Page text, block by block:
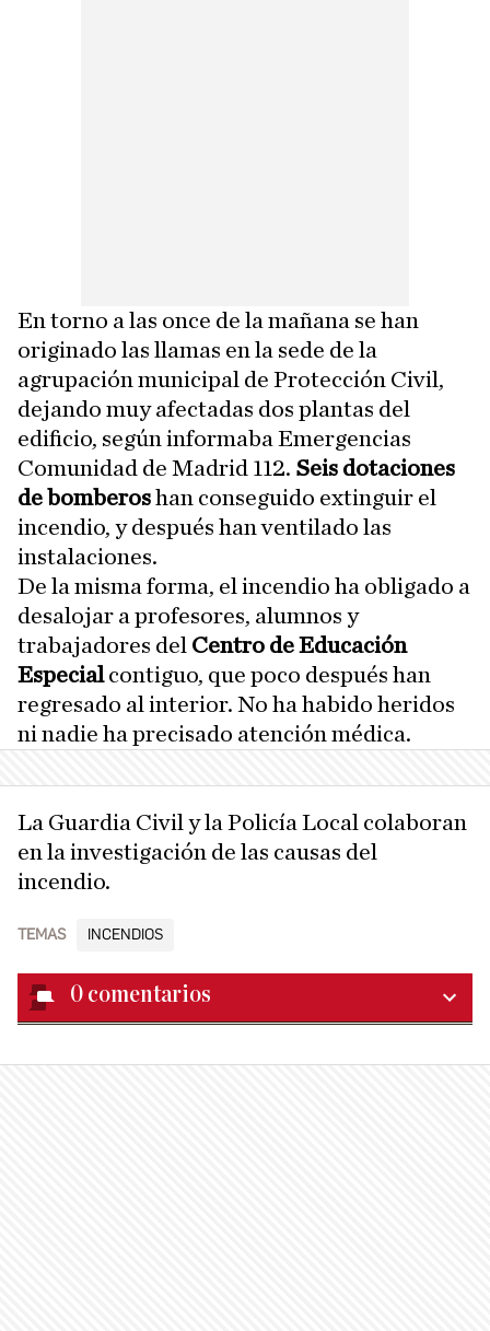
En torno a las once de la mañana se han
originado las llamas en la sede de la
agrupación municipal de Protección Civil,
dejando muy afectadas dos plantas del
edificio, según informaba Emergencias
Comunidad de Madrid 112. Seis dotaciones
de bomberoshan conseguido extinguir el
incendio, y después han ventilado las
instalaciones.
De la misma forma, el incendio ha obligado a
desalojar a profesores, alumnos y
trabajadores del Centro de Educación
Especialcontiguo, que poco después han
regresado al interior. No ha habido heridos
ni nadie ha precisado atención médica.
La Guardia Civil y la Policía Local colaboran
en la investigación de las causas del
incendio.
TEMAS INCENDIOS
0 comentarios